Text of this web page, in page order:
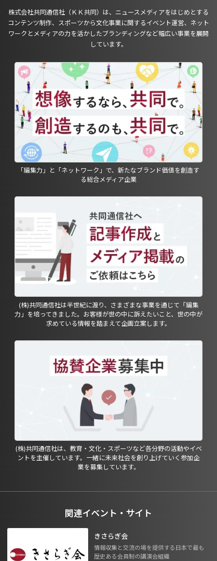
株式会社共同通信社（ＫＫ共同）は、ニュースメディアをはじめとする
コンテンツ制作、スポーツから文化事業に関するイベント運営、ネット
ワークとメディアの力を活かしたブランディングなど幅広い事業を展開
しています。
「編集力」と「ネットワーク」で、新たなブランド価値を創造す
る総合メディア企業
(株)共同通信社は半世紀に渡り、さまざまな事業を通じて「編集
力」を培ってきました。お客様が世の中に訴えたいこと、世の中が
求めている情報を踏まえて企画立案します。
(株)共同通信社は、教育・文化・スポーツなど各分野の活動やイベ
ントを主催しています。一緒に未来社会を創り上げていく参加企
業を募集しています。
関連イベント・サイト
きさらぎ会
情報収集と交流の場を提供する日本で最も
歴史ある会員制の講演会組織